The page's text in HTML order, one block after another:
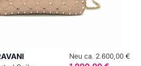
Neu ca. 2.600,00 €